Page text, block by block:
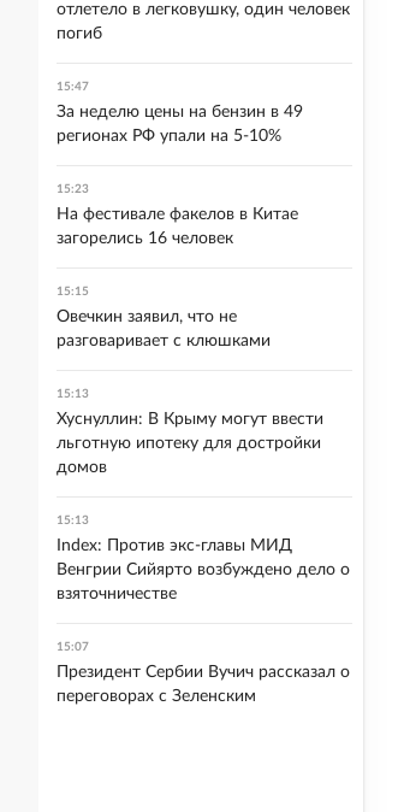
отлетело в легковушку, один человек
погиб
15:47
За неделю цены на бензин в 49
регионах РФ упали на 5-10%
15:23
На фестивале факелов в Китае
загорелись 16 человек
15:15
Овечкин заявил, что не
разговаривает с клюшками
15:13
Хуснуллин: В Крыму могут ввести
льготную ипотеку для достройки
домов
15:13
Index: Против экс-главы МИД
Венгрии Сийярто возбуждено дело о
взяточничестве
15:07
Президент Сербии Вучич рассказал о
переговорах с Зеленским